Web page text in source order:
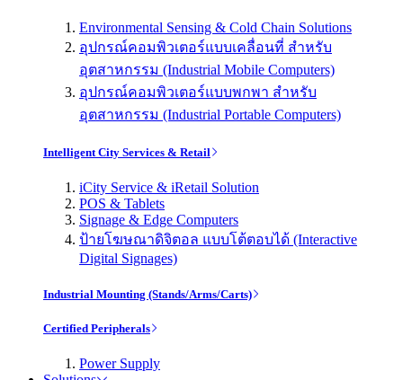
Environmental Sensing & Cold Chain Solutions
อุปกรณ์คอมพิวเตอร์แบบเคลื่อนที่ สำหรับ
อุตสาหกรรม (Industrial Mobile Computers)
อุปกรณ์คอมพิวเตอร์แบบพกพา สำหรับ
อุตสาหกรรม (Industrial Portable Computers)
Intelligent City Services & Retail
iCity Service & iRetail Solution
POS & Tablets
Signage & Edge Computers
ป้ายโฆษณาดิจิตอล แบบโต้ตอบได้ (Interactive
Digital Signages)
Industrial Mounting (Stands/Arms/Carts)
Certified Peripherals
Power Supply